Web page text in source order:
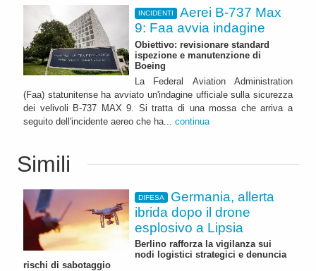
INCIDENTI
Aerei B-737 Max
9: Faa avvia indagine
Obiettivo: revisionare standard
ispezione e manutenzione di
Boeing
La Federal Aviation Administration
(Faa) statunitense ha avviato un'indagine ufficiale sulla sicurezza
dei velivoli B-737 MAX 9. Si tratta di una mossa che arriva a
seguito dell'incidente aereo che ha... continua
Simili
DIFESA
Germania, allerta
ibrida dopo il drone
esplosivo a Lipsia
Berlino rafforza la vigilanza sui
nodi logistici strategici e denuncia
rischi di sabotaggio